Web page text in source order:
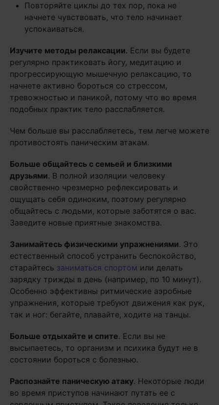
Повторяйте циклы до тех пор, пока не
начнете чувствовать, что тело начинает
успокаиваться.
Изучите методы релаксации. Если вы будете
регулярно практиковать йогу, медитацию и
прогрессирующую мышечную релаксацию, то
начнете активно бороться со стрессом,
тревожностью и паникой, потому что во время
подобных практик тело расслабляется.
Чем больше вы расслабляетесь, тем легче можете
противостоять паническим атакам.
Больше общайтесь с семьей и близкими
друзьями. В полной изоляции человеку
свойственно чрезмерно рефлексировать и
ощущать себя одиноким, поэтому регулярно
общайтесь с людьми, которые заботятся о вас.
Заведите новые приятные знакомства.
Занимайтесь физическими упражнениями. Это
естественный способ устранить беспокойство,
старайтесь заниматься спортом или делать
зарядку трижды в день (например, по 10 минут).
Особенно эффективны ритмические аэробные
упражнения, которые требуют движения как рук,
так и ног: бегайте, плавайте, ходите на танцы.
Больше отдыхайте и спите. Если вы не
высыпаетесь, то организм и психика будут не в
состоянии бороться с болезнью.
Распознайте паническую атаку. Некоторые люди
во время приступов начинают путать ее с